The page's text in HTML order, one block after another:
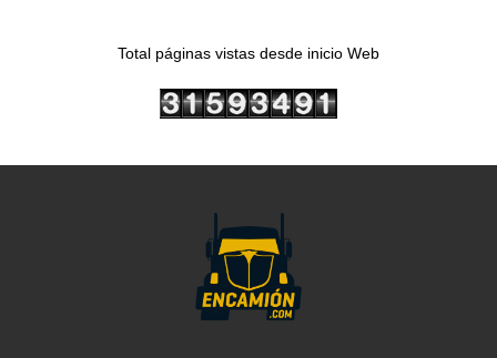
Total páginas vistas desde inicio Web